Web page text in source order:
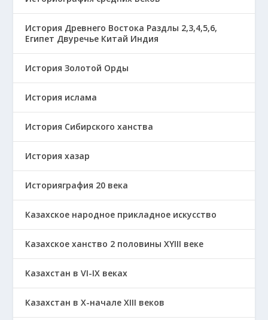
История Древнего Востока Раздлы 2,3,4,5,6,
Египет Двуречье Китай Индия
История Золотой Орды
История ислама
История Сибирского ханства
История хазар
Историяграфия 20 века
Казахское народное прикладное искусство
Казахское ханство 2 половины ХҮІІІ веке
Казахстан в VI-IX веках
Казахстан в X-начале XIII веков